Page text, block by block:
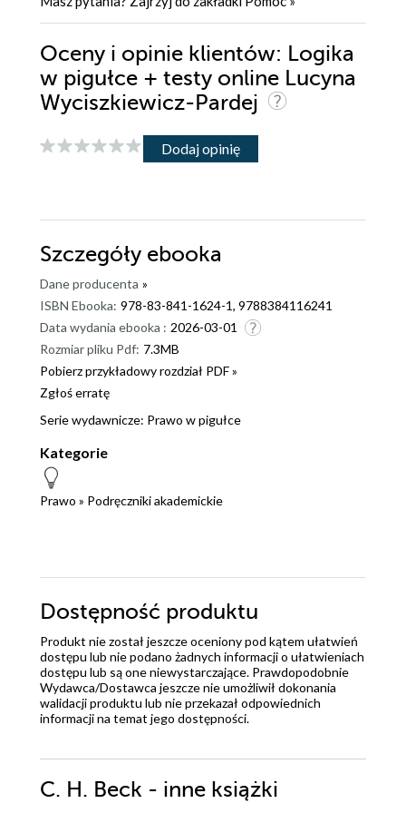
Oceny i opinie klientów: Logika
w pigułce + testy online Lucyna
Wyciszkiewicz-Pardej
Dodaj opinię
Szczegóły ebooka
Dane producenta »
ISBN Ebooka: 978-83-841-1624-1, 9788384116241
Data wydania ebooka : 2026-03-01
Rozmiar pliku Pdf: 7.3MB
Pobierz przykładowy rozdział PDF »
Zgłoś erratę
Serie wydawnicze: Prawo w pigułce
Kategorie
Prawo » Podręczniki akademickie
Dostępność produktu
Produkt nie został jeszcze oceniony pod kątem ułatwień
dostępu lub nie podano żadnych informacji o ułatwieniach
dostępu lub są one niewystarczające. Prawdopodobnie
Wydawca/Dostawca jeszcze nie umożliwił dokonania
walidacji produktu lub nie przekazał odpowiednich
informacji na temat jego dostępności.
C. H. Beck - inne książki